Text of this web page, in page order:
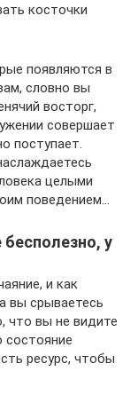
косточки
появляются в
словно вы
восторг,
совершает
поступает.
целыми
поведением…
бесполезно, у
и как
вы срываетесь
что вы не видите
состояние
ресурс, чтобы